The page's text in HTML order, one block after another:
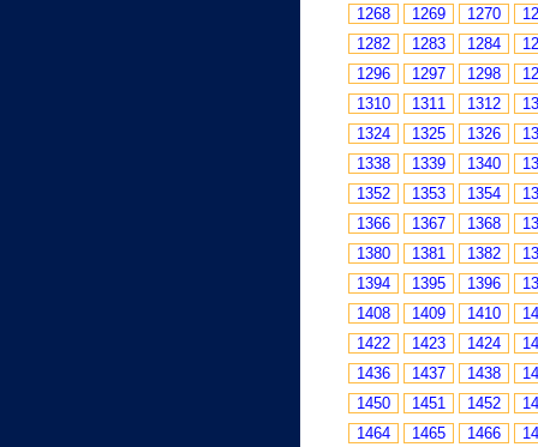
1268
1269 1270
1282
1283 1284
1296
1297 1298
1310
1311 1312
1324
1325 1326
1338
1339 1340
1352
1353 1354
1366
1367 1368
1380
1381 1382
1394
1395 1396
1408
1409 1410
1422
1423 1424
1436
1437 1438
1450
1451 1452
1464
1465 1466